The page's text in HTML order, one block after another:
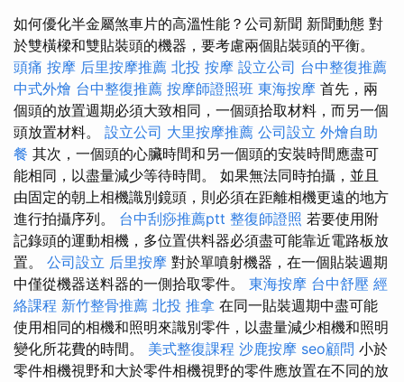
如何優化半金屬煞車片的高溫性能？公司新聞 新聞動態 對
於雙橫樑和雙貼裝頭的機器，要考慮兩個貼裝頭的平衡。
頭痛 按摩 后里按摩推薦 北投 按摩 設立公司 台中整復推薦
中式外燴 台中整復推薦 按摩師證照班 東海按摩 首先，兩
個頭的放置週期必須大致相同，一個頭拾取材料，而另一個
頭放置材料。 設立公司 大里按摩推薦 公司設立 外燴自助
餐 其次，一個頭的心臟時間和另一個頭的安裝時間應盡可
能相同，以盡量減少等待時間。 如果無法同時拍攝，並且
由固定的朝上相機識別鏡頭，則必須在距離相機更遠的地方
進行拍攝序列。 台中刮痧推薦ptt 整復師證照 若要使用附
記錄頭的運動相機，多位置供料器必須盡可能靠近電路板放
置。 公司設立 后里按摩 對於單噴射機器，在一個貼裝週期
中僅從機器送料器的一側拾取零件。 東海按摩 台中舒壓 經
絡課程 新竹整骨推薦 北投 推拿 在同一貼裝週期中盡可能
使用相同的相機和照明來識別零件，以盡量減少相機和照明
變化所花費的時間。 美式整復課程 沙鹿按摩 seo顧問 小於
零件相機視野和大於零件相機視野的零件應放置在不同的放